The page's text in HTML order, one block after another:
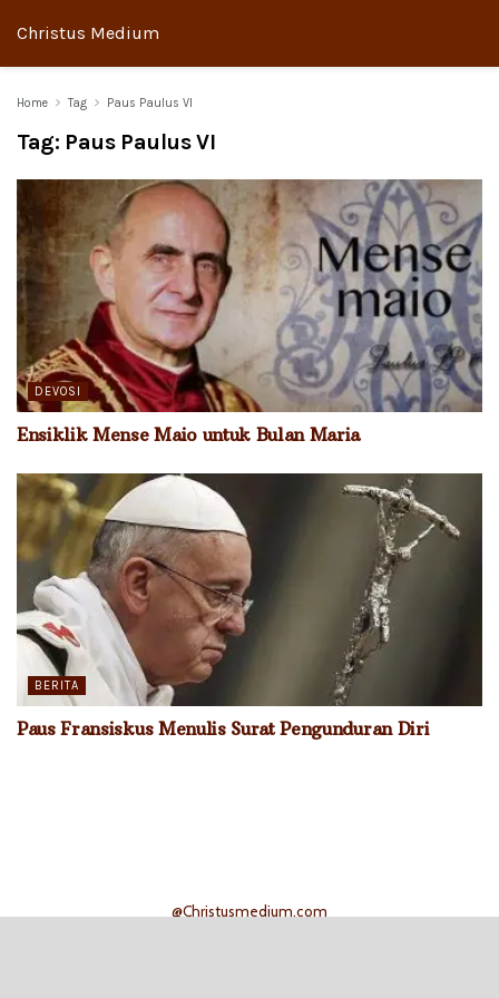
Christus Medium
Home Tag Paus Paulus VI
Tag: Paus Paulus VI
DEVOSI
Ensiklik Mense Maio untuk Bulan Maria
BERITA
Paus Fransiskus Menulis Surat Pengunduran Diri
@Christusmedium.com